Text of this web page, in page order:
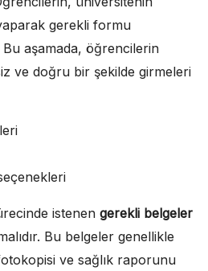
gerekli formu
aşamada, öğrencilerin
ve doğru bir şekilde girmeleri
istenen gerekli belgeler
Bu belgeler genellikle
ve sağlık raporunu